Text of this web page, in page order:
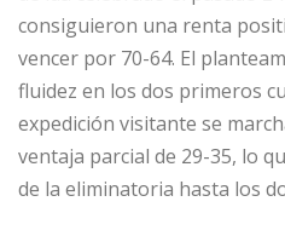
consiguieron una renta
vencer por 70-64. El
fluidez en los dos primeros
expedición visitante se
ventaja parcial de 29-35, lo
de la eliminatoria hasta los